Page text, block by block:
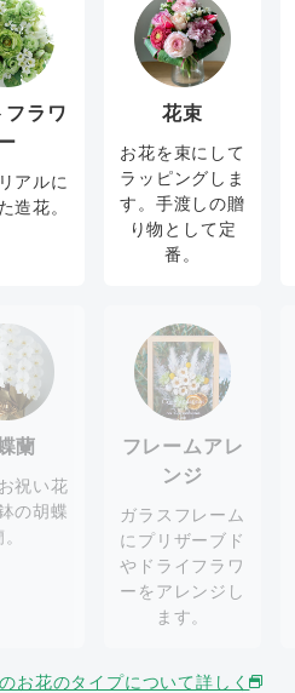
フラワ
アルに
造花。
花束
お花を束にして
ラッピングしま
す。手渡しの贈
り物として定
番。
蘭
祝い花
の胡蝶
フレームアレ
ンジ
ガラスフレーム
にプリザーブド
やドライフラワ
ーをアレンジし
ます。
お花のタイプについて詳しく